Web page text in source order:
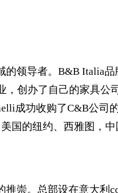
领导者。B&B Italia
创办了自己的家具
成功收购了C&B公
国的纽约、西雅图，中
崇。总部设在意大